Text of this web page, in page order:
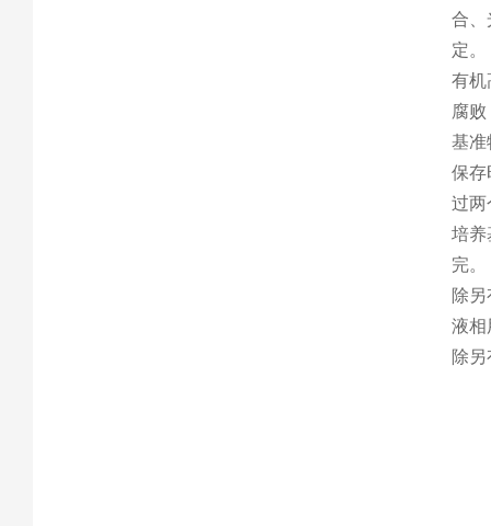
合、
定。
有机
腐
基准
保存
过两
培养
完。
除
液相
除